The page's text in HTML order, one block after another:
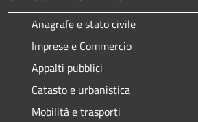
Anagrafe e stato civile
Imprese e Commercio
Appalti pubblici
Catasto e urbanistica
Mobilità e trasporti